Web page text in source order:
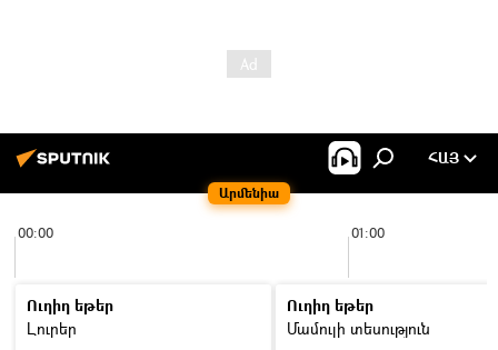
Արմենիա
ՀԱՅ
00:00 01:00
Ուղիղ եթեր
Լուրեր
Ուղիղ եթեր
Մամուլի տեսություն